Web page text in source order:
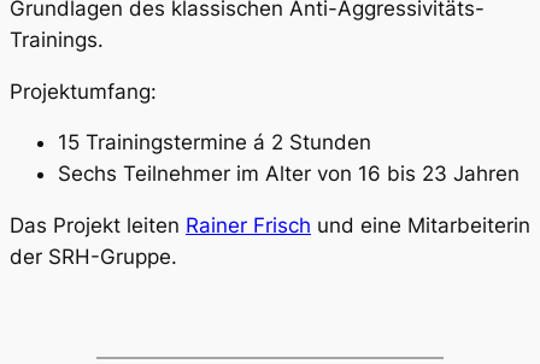
Grundlagen des klassischen Anti-Aggressivitäts-
Trainings.
Projektumfang:
15 Trainingstermine á 2 Stunden
Sechs Teilnehmer im Alter von 16 bis 23 Jahren
Das Projekt leiten Rainer Frisch und eine Mitarbeiterin
der SRH-Gruppe.